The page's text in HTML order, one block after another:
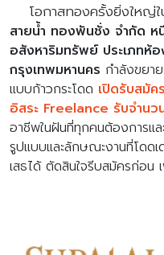
โอกาสทองครั้งยิ่งใหญ่
สายน้ำ ทองพันชั่ง จำกัด ห
อสังหาริมทรัพย์ ประเภทห้
กรุงเทพมหานคร กำลังขยา
แบบก้าวกระโดด เปิดรับสมั
อิสระ Freelance รับจำน
อาชีพในฝันที่ทุกคนต้องการแ
รูปแบบและลักษณะงานที่โดด
เสธได้ ตัดสินใจรีบสมัครก่อน